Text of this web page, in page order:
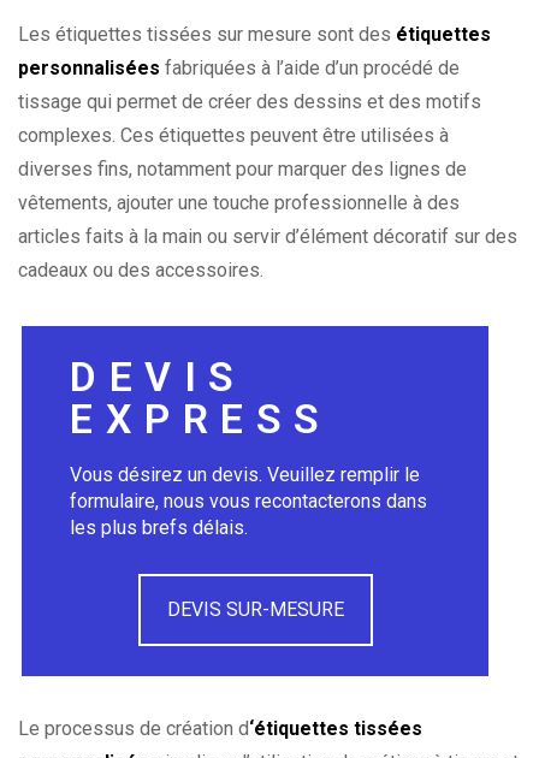
Les étiquettes tissées sur mesure sont des étiquettes
personnalisées fabriquées à l’aide d’un procédé de
tissage qui permet de créer des dessins et des motifs
complexes. Ces étiquettes peuvent être utilisées à
diverses fins, notamment pour marquer des lignes de
vêtements, ajouter une touche professionnelle à des
articles faits à la main ou servir d’élément décoratif sur des
cadeaux ou des accessoires.
DEVIS
EXPRESS
Vous désirez un devis. Veuillez remplir le
formulaire, nous vous recontacterons dans
les plus brefs délais.
DEVIS SUR-MESURE
Le processus de création d‘étiquettes tissées